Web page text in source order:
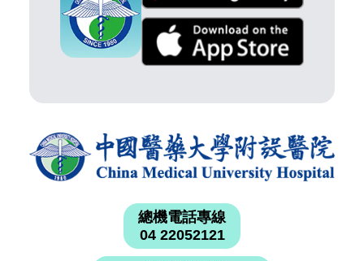
總機電話專線
04 22052121